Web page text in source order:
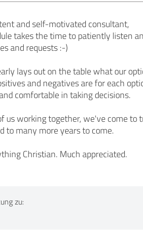
and self-motivated consultant,
takes the time to patiently listen
and requests :-)
lays out on the table what our
and negatives are for each
comfortable in taking decisions.
us working together, we've come to
to many more years to come.
Christian. Much appreciated.
zu: